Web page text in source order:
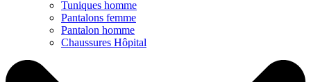
Tuniques homme
Pantalons femme
Pantalon homme
Chaussures Hôpital